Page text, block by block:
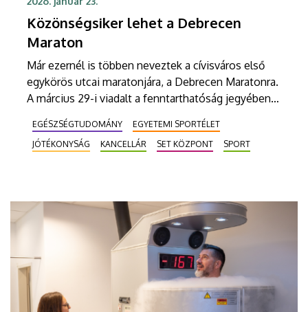
Közönségsiker lehet a Debrecen
Maraton
Már ezernél is többen neveztek a cívisváros első
egykörös utcai maratonjára, a Debrecen Maratonra.
A március 29-i viadalt a fenntarthatóság jegyében
hosszúságú távra (akár váltóban, csapatban)
nevezhetnek kicsik és nagyok, így mindenki találhat
EGÉSZSÉGTUDOMÁNY
EGYETEMI SPORTÉLET
JÓTÉKONYSÁG
KANCELLÁR SET KÖZPONT SPORT